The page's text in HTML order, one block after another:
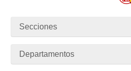
Secciones
Departamentos